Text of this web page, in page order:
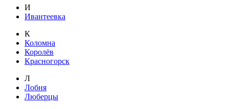
И
Ивантеевка
К
Коломна
Королёв
Красногорск
Л
Лобня
Люберцы